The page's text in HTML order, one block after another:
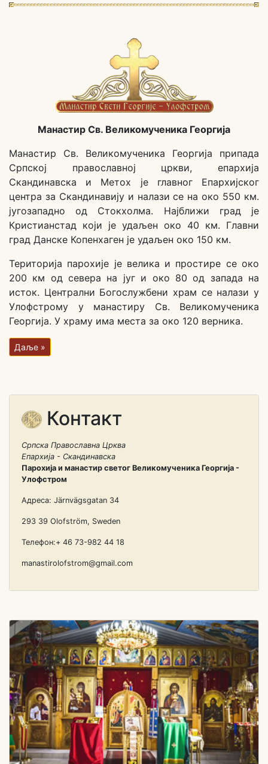
Манастир Св. Великомученика Георгија
Манастир Св. Великомученика Георгија припада
Српској православној цркви, епархија
Скандинавска и Метох је главног Епархијског
центра за Скандинавију и налази се на око 550 км.
југозападно од Стокхолма. Најближи град је
Кристианстад који је удаљен око 40 км. Главни
град Данске Копенхаген је удаљен око 150 км.
Територија парохије је велика и простире се око
200 км од севера на југ и око 80 од запада на
исток. Централни Богослужбени храм се налази у
Улофстрому у манастиру Св. Великомученика
Георгија. У храму има места за око 120 верника.
Даље »
Контакт
Српска Православна Црква
Епархија - Скандинавска
Парохија и манастир светог Великомученика Георгија -
Улофстром
Адреса: Järnvägsgatan 34
293 39 Olofström, Sweden
Телефон:+ 46 73-982 44 18
manastirolofstrom@gmail.com